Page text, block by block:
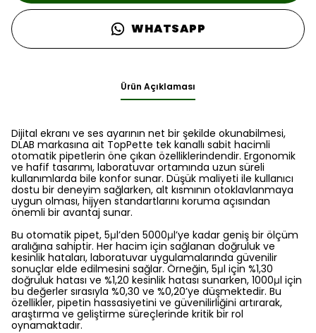
WHATSAPP
Ürün Açıklaması
Dijital ekranı ve ses ayarının net bir şekilde okunabilmesi,
DLAB markasına ait TopPette tek kanallı sabit hacimli
otomatik pipetlerin öne çıkan özelliklerindendir. Ergonomik
ve hafif tasarımı, laboratuvar ortamında uzun süreli
kullanımlarda bile konfor sunar. Düşük maliyeti ile kullanıcı
dostu bir deneyim sağlarken, alt kısmının otoklavlanmaya
uygun olması, hijyen standartlarını koruma açısından
önemli bir avantaj sunar.
Bu otomatik pipet, 5μl’den 5000μl’ye kadar geniş bir ölçüm
aralığına sahiptir. Her hacim için sağlanan doğruluk ve
kesinlik hataları, laboratuvar uygulamalarında güvenilir
sonuçlar elde edilmesini sağlar. Örneğin, 5μl için %1,30
doğruluk hatası ve %1,20 kesinlik hatası sunarken, 1000μl için
bu değerler sırasıyla %0,30 ve %0,20’ye düşmektedir. Bu
özellikler, pipetin hassasiyetini ve güvenilirliğini artırarak,
araştırma ve geliştirme süreçlerinde kritik bir rol
oynamaktadır.